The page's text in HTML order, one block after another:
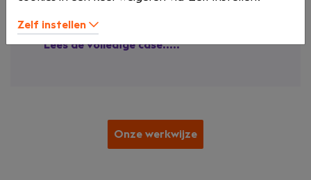
6 nieuwe collega's
Lees de volledige case.....
Onze werkwijze
Zelf instellen